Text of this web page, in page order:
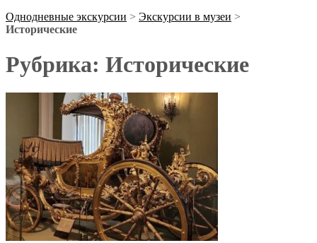
Однодневные экскурсии > Экскурсии в музеи >
Исторические
Рубрика: Исторические